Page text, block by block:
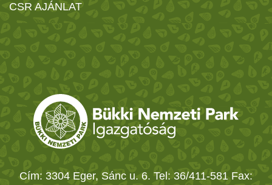
CSR AJÁNLAT
Cím: 3304 Eger, Sánc u. 6. Tel: 36/411-581 Fax: